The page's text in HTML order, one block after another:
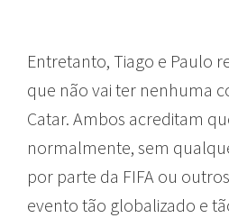
Entretanto, Tiago e Paulo
que não vai ter nenhuma
Catar. Ambos acreditam
normalmente, sem
por parte da FIFA ou
evento tão globalizado e